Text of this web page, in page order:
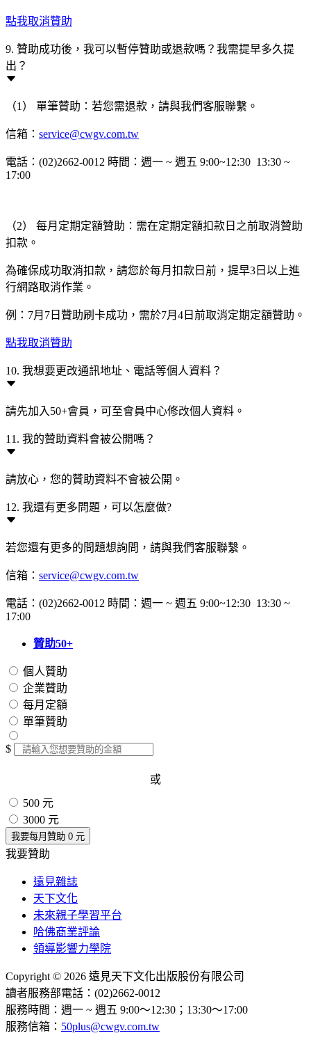
點我取消贊助
9. 贊助成功後，我可以暫停贊助或退款嗎？我需提早多久提
出？
（1） 單筆贊助：若您需退款，請與我們客服聯繫。
信箱： service@cwgv.com.tw
電話：(02)2662-0012 時間：週一 ~ 週五 9:00~12:30 13:30 ~
17:00
（2） 每月定期定額贊助：需在定期定額扣款日之前取消贊助
扣款。
為確保成功取消扣款，請您於每月扣款日前，提早3日以上進
行網路取消作業。
例：7月7日贊助刷卡成功，需於7月4日前取消定期定額贊助。
點我取消贊助
10. 我想要更改通訊地址、電話等個人資料？
請先加入50+會員，可至會員中心修改個人資料。
11. 我的贊助資料會被公開嗎？
請放心，您的贊助資料不會被公開。
12. 我還有更多問題，可以怎麼做?
若您還有更多的問題想詢問，請與我們客服聯繫。
信箱： service@cwgv.com.tw
電話：(02)2662-0012 時間：週一 ~ 週五 9:00~12:30 13:30 ~
17:00
贊助50+
個人贊助
企業贊助
每月定額
單筆贊助
$
或
500 元
3000 元
我要每月贊助 0 元
我要贊助
遠見雜誌
天下文化
未來親子學習平台
哈佛商業評論
領導影響力學院
Copyright © 2026 遠見天下文化出版股份有限公司
讀者服務部電話：(02)2662-0012
服務時間：週一 ~ 週五 9:00～12:30；13:30～17:00
服務信箱： 50plus@cwgv.com.tw